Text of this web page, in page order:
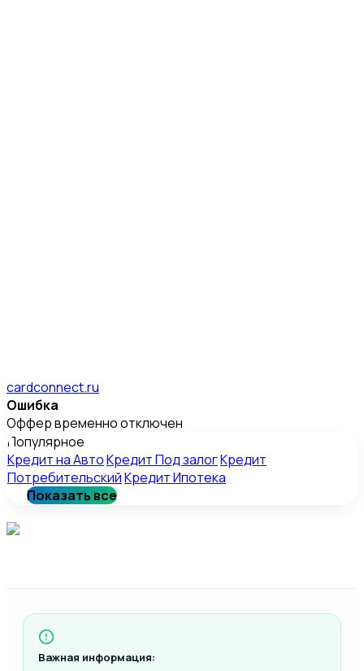
cardconnect.ru
Ошибка
Оффер временно отключен
Популярное
Кредит на АвтоКредит Под залогКредит
ПотребительскийКредит Ипотека
Показать все
Важная информация: